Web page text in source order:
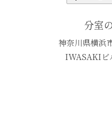
分室
神奈川県横浜
IWASAKIビ